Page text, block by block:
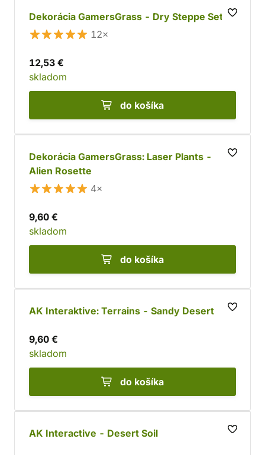
Dekorácia GamersGrass - Dry Steppe Set
12×
12,53 €
skladom
do košíka
Dekorácia GamersGrass: Laser Plants -
Alien Rosette
4×
9,60 €
skladom
do košíka
AK Interaktive: Terrains - Sandy Desert
9,60 €
skladom
do košíka
AK Interactive - Desert Soil